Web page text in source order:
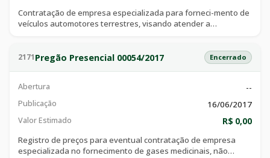
Contratação de empresa especializada para forneci-mento de
veículos automotores terrestres, visando atender a
2171Pregão Presencial 00054/2017 Encerrado
Abertura --
Publicação 16/06/2017
Valor Estimado
R$ 0,00
Registro de preços para eventual contratação de empresa
especializada no fornecimento de gases medicinais, não